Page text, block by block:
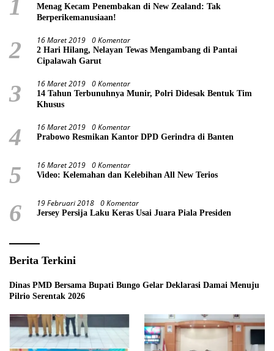
1
Menag Kecam Penembakan di New Zealand: Tak
Berperikemanusiaan!
2 16 Maret 2019 0 Komentar
2 Hari Hilang, Nelayan Tewas Mengambang di Pantai
Cipalawah Garut
3 16 Maret 2019 0 Komentar
14 Tahun Terbunuhnya Munir, Polri Didesak Bentuk Tim
Khusus
4 16 Maret 2019 0 Komentar
Prabowo Resmikan Kantor DPD Gerindra di Banten
5 16 Maret 2019 0 Komentar
Video: Kelemahan dan Kelebihan All New Terios
6 19 Februari 2018 0 Komentar
Jersey Persija Laku Keras Usai Juara Piala Presiden
Berita Terkini
Dinas PMD Bersama Bupati Bungo Gelar Deklarasi Damai Menuju
Pilrio Serentak 2026